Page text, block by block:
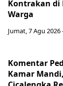
Kontrakan di
Warga
Jumat, 7 Agu 2026
Komentar
Kamar